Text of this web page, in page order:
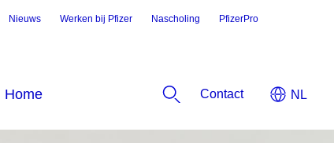
Nieuws Werken bij Pfizer Nascholing PfizerPro
Contact